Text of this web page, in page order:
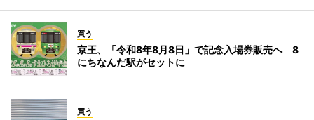
買う
京王、「令和8年8月8日」で記念入場券販売へ 8
にちなんだ駅がセットに
買う